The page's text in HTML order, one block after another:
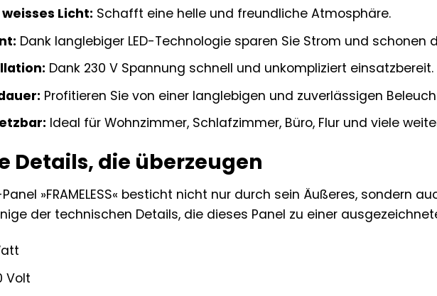
Licht: Schafft eine helle und freundliche Atmosphäre.
Dank langlebiger LED-Technologie sparen Sie Strom und schonen
Dank 230 V Spannung schnell und unkompliziert einsatzbereit.
Profitieren Sie von einer langlebigen und zuverlässigen
Ideal für Wohnzimmer, Schlafzimmer, Büro, Flur und viele
Details, die überzeugen
Panel »FRAMELESS« besticht nicht nur durch sein Äußeres, sondern
der technischen Details, die dieses Panel zu einer
Volt